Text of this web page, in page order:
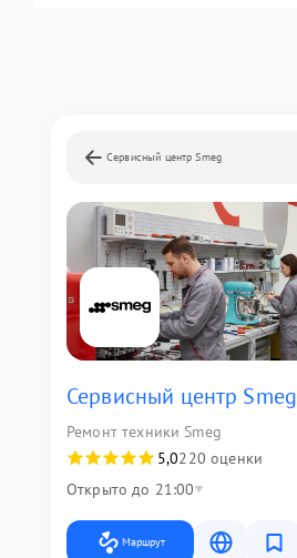
Сервисный центр Smeg
Сервисный центр Smeg
Ремонт техники Smeg
5,0220 оценки
Открыто до 21:00
Маршрут